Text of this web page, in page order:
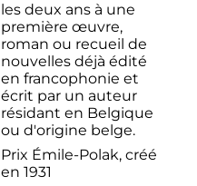
les deux ans à une
première œuvre,
roman ou recueil de
nouvelles déjà édité
en francophonie et
écrit par un auteur
résidant en Belgique
ou d'origine belge.
Prix Émile-Polak, créé
en 1931